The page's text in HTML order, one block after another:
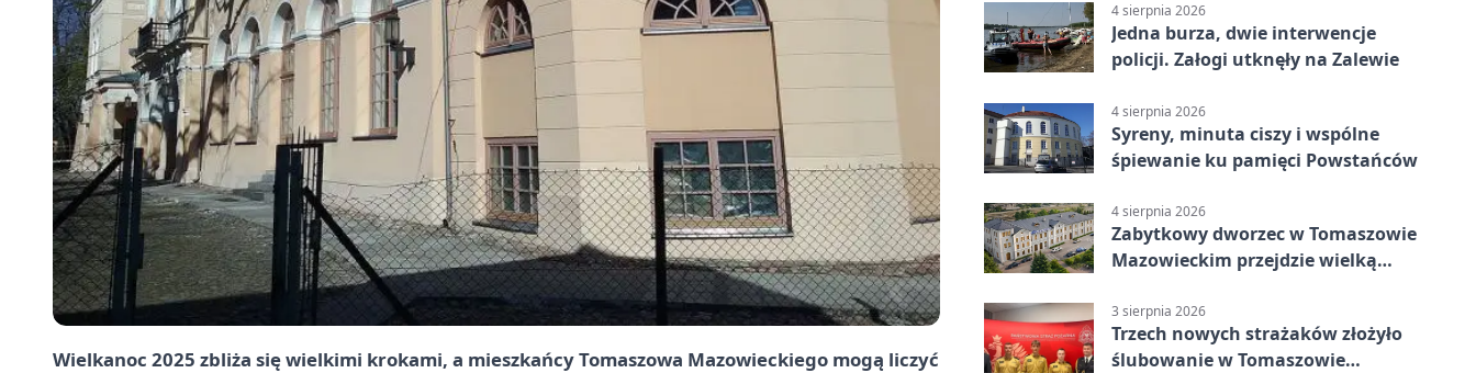
Wielkanoc 2025 zbliża się wielkimi krokami, a mieszkańcy Tomaszowa Mazowieckiego mogą liczyć
4 sierpnia 2026
Jedna burza, dwie interwencje
policji. Załogi utknęły na Zalewie
4 sierpnia 2026
Syreny, minuta ciszy i wspólne
śpiewanie ku pamięci Powstańców
4 sierpnia 2026
Zabytkowy dworzec w Tomaszowie
Mazowieckim przejdzie wielką
wykonawcy
3 sierpnia 2026
Trzech nowych strażaków złożyło
ślubowanie w Tomaszowie